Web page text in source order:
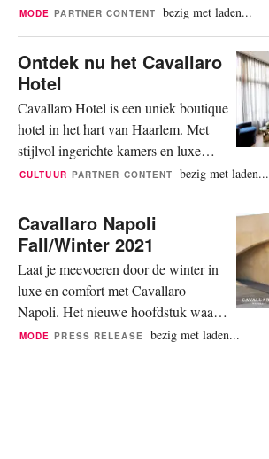
Fall/Winter ’22-collectie van
Cavallaro Napoli. Werk, sport,
ontspanning en alles daartussenin:
niet eerder vormden onze dagelijkse
activiteiten zo’n geheel als nu. We
vervullen verschillende rollen op een
dag, die naadloos in elkaar...
MODE PARTNER CONTENT bezig met laden...
Ontdek nu het Cavallaro
Hotel
Cavallaro Hotel is een uniek boutique
hotel in het hart van Haarlem. Met
stijlvol ingerichte kamers en luxe
voorzieningen biedt het een eersteklas
ervaring, met het gevoel thuis te zijn.
Een droom tot werkelijkheid
gebracht Het eerste hotel van
Cavallaro Napoli begon als een
droom van oprichter Giuseppe
Cavallaro. Aan het begin van
Cavallaro...
CULTUUR PARTNER CONTENT bezig met laden...
Cavallaro Napoli
Fall/Winter 2021
Laat je meevoeren door de winter in
luxe en comfort met Cavallaro
Napoli. Het nieuwe hoofdstuk waarin
Cavallaro Napoli op een eigentijdse
MODE PRESS RELEASE bezig met laden...